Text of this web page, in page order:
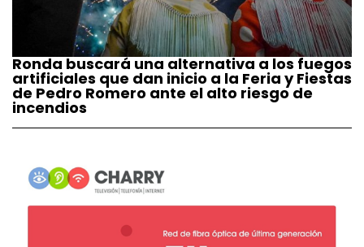
Ronda buscará una alternativa a los fuegos
artificiales que dan inicio a la Feria y Fiestas
de Pedro Romero ante el alto riesgo de
incendios